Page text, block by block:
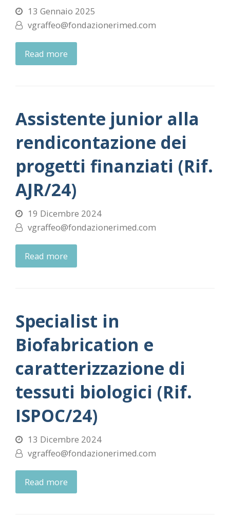
13 Gennaio 2025
vgraffeo@fondazionerimed.com
Read more
Assistente junior alla
rendicontazione dei
progetti finanziati (Rif.
AJR/24)
19 Dicembre 2024
vgraffeo@fondazionerimed.com
Read more
Specialist in
Biofabrication e
caratterizzazione di
tessuti biologici (Rif.
ISPOC/24)
13 Dicembre 2024
vgraffeo@fondazionerimed.com
Read more